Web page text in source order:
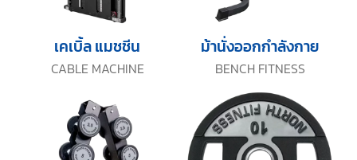
CABLE MACHINE
เคเบิ้ล แมชชีน
BENCH FITNESS
ม้านั่งออกกำลังกาย